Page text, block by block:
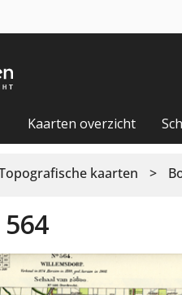
Kaarten overzicht
kaarten >
564